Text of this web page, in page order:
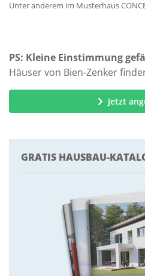
Unter anderem im Musterhaus
PS: Kleine Einstimmung
Häuser von Bien-Zenker
Jetzt
GRATIS HAUSBAU-